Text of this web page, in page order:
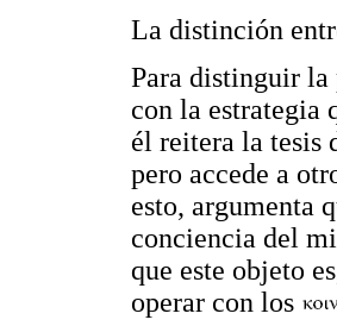
La distinción
Para distinguir
con la estrategia
él reitera la tesis
pero accede a
esto, argumenta
conciencia del
que este objeto
operar con los